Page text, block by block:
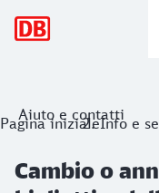
Aiuto e contatti
Cambio o
Pagina inizialeInfo e
Cambio o